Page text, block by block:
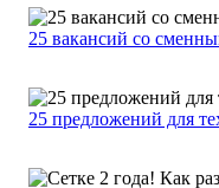
25 вакансий со
25 предложений для